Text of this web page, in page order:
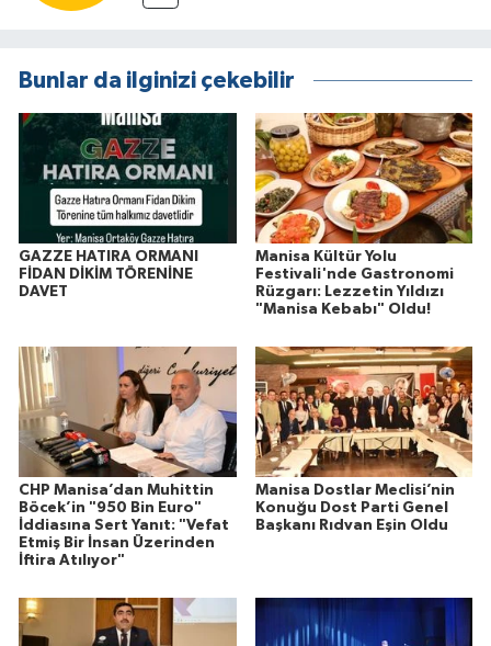
Bunlar da ilginizi çekebilir
GAZZE HATIRA ORMANI
FİDAN DİKİM TÖRENİNE
DAVET
Manisa Kültür Yolu
Festivali'nde Gastronomi
Rüzgarı: Lezzetin Yıldızı
"Manisa Kebabı" Oldu!
CHP Manisa’dan Muhittin
Böcek’in "950 Bin Euro"
İddiasına Sert Yanıt: "Vefat
Etmiş Bir İnsan Üzerinden
İftira Atılıyor"
Manisa Dostlar Meclisi’nin
Konuğu Dost Parti Genel
Başkanı Rıdvan Eşin Oldu